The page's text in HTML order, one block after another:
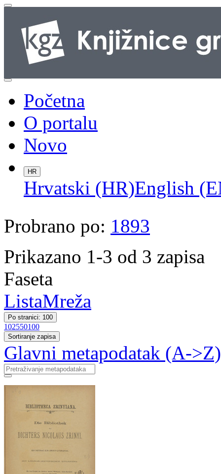
Početna
O portalu
Novo
HR
Hrvatski (HR)English
Probrano po: 1893
Prikazano 1-3 od 3 zapisa
Faseta
ListaMreža
Po stranici: 100
102550100
Sortiranje zapisa
Glavni metapodatak (A->Z)